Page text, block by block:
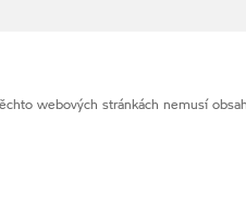
webových stránkách nemusí